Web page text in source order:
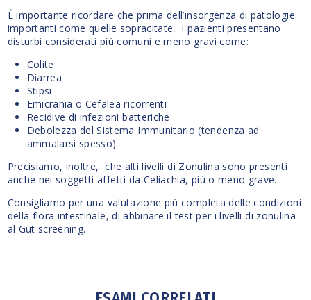
È importante ricordare che prima dell’insorgenza di patologie
importanti come quelle sopracitate, i pazienti presentano
disturbi considerati più comuni e meno gravi come:
Colite
Diarrea
Stipsi
Emicrania o Cefalea ricorrenti
Recidive di infezioni batteriche
Debolezza del Sistema Immunitario (tendenza ad
ammalarsi spesso)
Precisiamo, inoltre, che alti livelli di Zonulina sono presenti
anche nei soggetti affetti da Celiachia, più o meno grave.
Consigliamo per una valutazione più completa delle condizioni
della flora intestinale, di abbinare il test per i livelli di zonulina
al Gut screening.